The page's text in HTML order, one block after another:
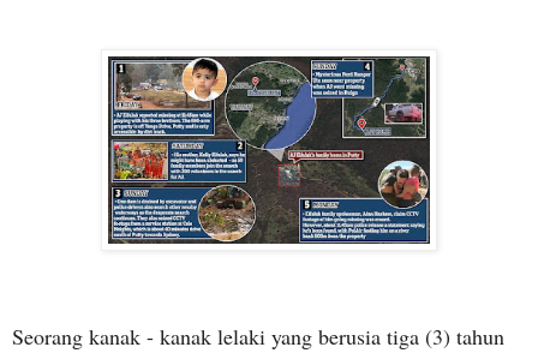
Seorang kanak - kanak lelaki yang berusia tiga (3) tahun